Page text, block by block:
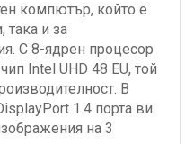
компютър, който е
така и за
С 8-ядрен процесор
Intel UHD 48 EU, той
В
1.4 порта ви
на 3